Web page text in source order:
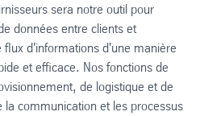
sera notre outil pour
données entre clients et
d'informations d'une manière
et efficace. Nos fonctions de
de logistique et de
communication et les processus